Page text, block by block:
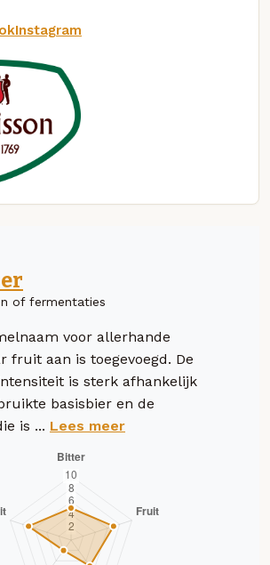
Instagram
of fermentaties
voor allerhande
fruit aan is toegevoegd. De
is sterk afhankelijk
basisbier en de
is ... Lees meer